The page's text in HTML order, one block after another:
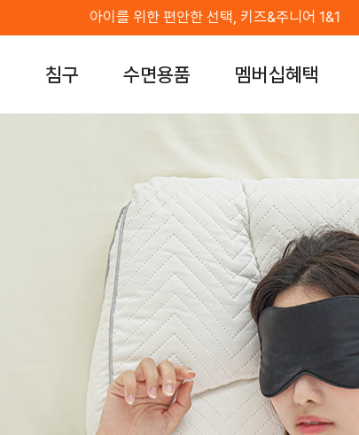
아이를 위한 편안한 선택, 키즈&주니어 1&1
침구 수면용품 멤버십혜택